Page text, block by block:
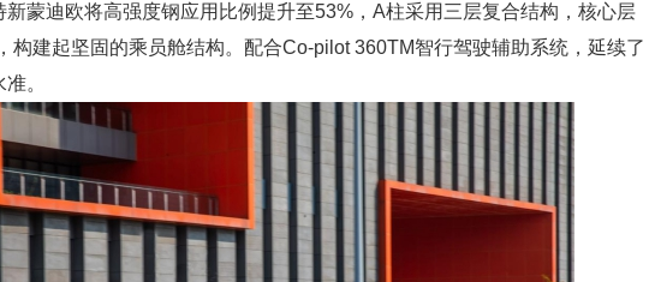
新蒙迪欧将高强度钢应用比例提升至53%，A柱采用三层复合结构，核心层
构建起坚固的乘员舱结构。配合Co-pilot 360TM智行驾驶辅助系统，延续了
。